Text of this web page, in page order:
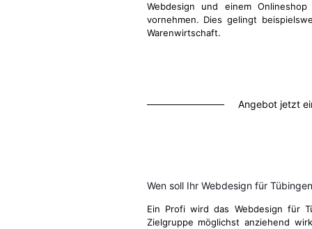
Webdesign und einem
vornehmen. Dies gelingt
Warenwirtschaft.
Angebot jetzt
Wen soll Ihr Webdesign für
Ein Profi wird das Webdesign für
Zielgruppe möglichst anziehend